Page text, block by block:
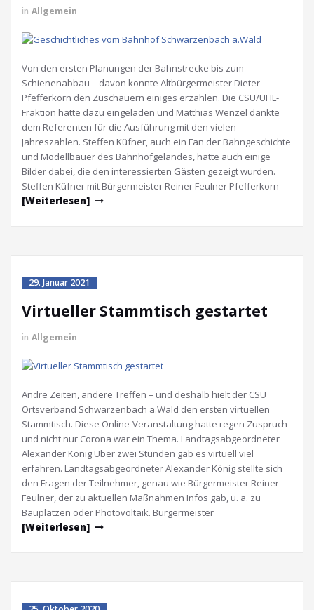
in Allgemein
Von den ersten Planungen der Bahnstrecke bis zum
Schienenabbau – davon konnte Altbürgermeister Dieter
Pfefferkorn den Zuschauern einiges erzählen. Die CSU/ÜHL-
Fraktion hatte dazu eingeladen und Matthias Wenzel dankte
dem Referenten für die Ausführung mit den vielen
Jahreszahlen. Steffen Küfner, auch ein Fan der Bahngeschichte
und Modellbauer des Bahnhofgeländes, hatte auch einige
Bilder dabei, die den interessierten Gästen gezeigt wurden.
Steffen Küfner mit Bürgermeister Reiner Feulner Pfefferkorn
[Weiterlesen]
29. Januar 2021
Virtueller Stammtisch gestartet
in Allgemein
Andre Zeiten, andere Treffen – und deshalb hielt der CSU
Ortsverband Schwarzenbach a.Wald den ersten virtuellen
Stammtisch. Diese Online-Veranstaltung hatte regen Zuspruch
und nicht nur Corona war ein Thema. Landtagsabgeordneter
Alexander König Über zwei Stunden gab es virtuell viel
erfahren. Landtagsabgeordneter Alexander König stellte sich
den Fragen der Teilnehmer, genau wie Bürgermeister Reiner
Feulner, der zu aktuellen Maßnahmen Infos gab, u. a. zu
Bauplätzen oder Photovoltaik. Bürgermeister
[Weiterlesen]